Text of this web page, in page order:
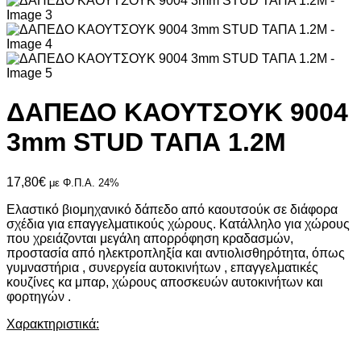
ΔΑΠΕΔΟ ΚΑΟΥΤΣΟΥΚ 9004
3mm STUD ΤΑΠΑ 1.2Μ
17,80€ με Φ.Π.Α. 24%
Ελαστικό βιομηχανικό δάπεδο από καουτσούκ σε διάφορα
σχέδια για επαγγελματικούς χώρους. Κατάλληλο για χώρους
που χρειάζονται μεγάλη απορρόφηση κραδασμών,
προστασία από ηλεκτροπληξία και αντιολισθηρότητα, όπως
γυμναστήρια , συνεργεία αυτοκινήτων , επαγγελματικές
κουζίνες κα μπαρ, χώρους αποσκευών αυτοκινήτων και
φορτηγών .
Χαρακτηριστικά: